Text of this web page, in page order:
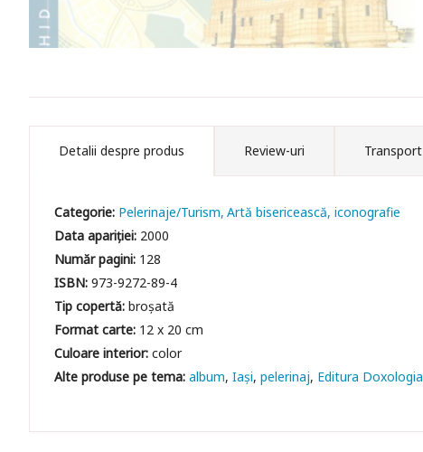
Detalii despre produs Review-uri Transport
Categorie: Pelerinaje/Turism Artă bisericească, iconografie
Data apariției: 2000
Număr pagini: 128
ISBN:973-9272-89-4
Tip copertă:broșată
Format carte: 12 x 20 cm
Culoare interior:color
album Iași pelerinaj Editura Doxologia